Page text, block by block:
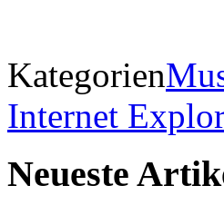
Kategorien
Internet
Neueste